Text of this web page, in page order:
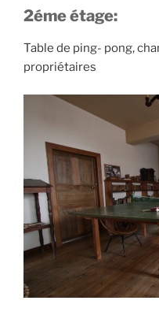
2éme étage:
Table de ping- pong,
propriétaires